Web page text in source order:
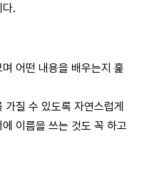
.
어떤 내용을 배우는지 훑
가질 수 있도록 자연스럽게
이름을 쓰는 것도 꼭 하고